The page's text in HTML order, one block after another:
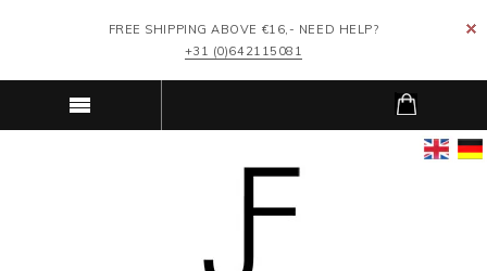
FREE SHIPPING ABOVE €16,- NEED HELP?
+31 (0)642115081